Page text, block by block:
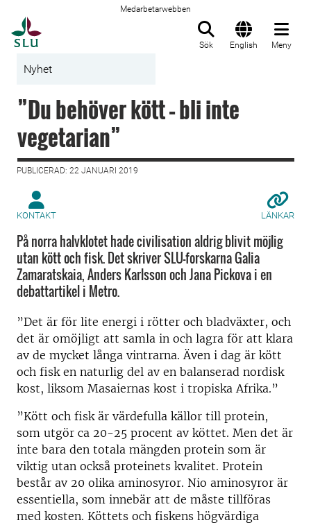
Medarbetarwebben
Sök English Meny
Nyhet
”Du behöver kött – bli inte
vegetarian”
PUBLICERAD: 22 JANUARI 2019
KONTAKT LÄNKAR
På norra halvklotet hade civilisation aldrig blivit möjlig
utan kött och fisk. Det skriver SLU-forskarna Galia
Zamaratskaia, Anders Karlsson och Jana Pickova i en
debattartikel i Metro.
”Det är för lite energi i rötter och bladväxter, och
det är omöjligt att samla in och lagra för att klara
av de mycket långa vintrarna. Även i dag är kött
och fisk en naturlig del av en balanserad nordisk
kost, liksom Masaiernas kost i tropiska Afrika.”
”Kött och fisk är värdefulla källor till protein,
som utgör ca 20-25 procent av köttet. Men det är
inte bara den totala mängden protein som är
viktig utan också proteinets kvalitet. Protein
består av 20 olika aminosyror. Nio aminosyror är
essentiella, som innebär att de måste tillföras
med kosten. Köttets och fiskens högvärdiga